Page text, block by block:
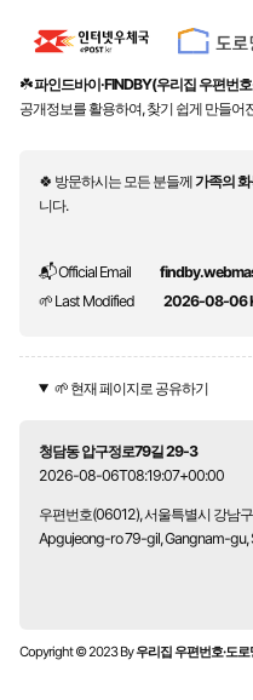
☘️파인드바이·FINDBY(우리집 우편번
공개정보를 활용하여, 찾기 쉽게 만들어
🍀 방문하시는 모든 분들께가족의
니다.
📬 Official Email
🌱 Last Modified
2026-08-06
🌱 현재 페이지로 공유하기
청담동 압구정로79길 29-3
2026-08-06T08:19:07+00:00
우편번호(06012), 서울특별시 강남
Apgujeong-ro 79-gil, Gangnam-gu,
Copyright © 2023 By우리집 우편번호·도